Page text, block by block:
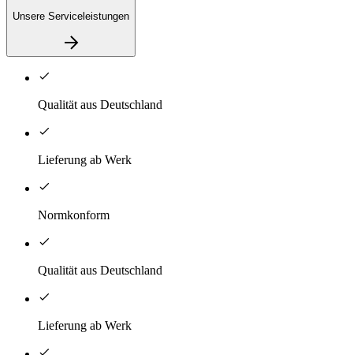
Unsere Serviceleistungen
Qualität aus Deutschland
Lieferung ab Werk
Normkonform
Qualität aus Deutschland
Lieferung ab Werk